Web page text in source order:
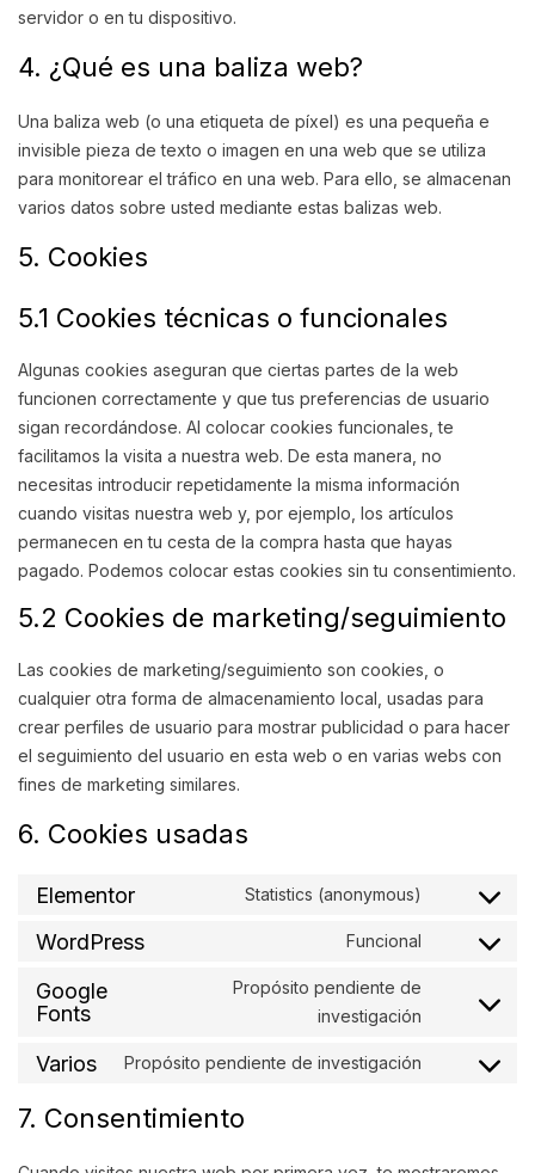
servidor o en tu dispositivo.
4. ¿Qué es una baliza web?
Una baliza web (o una etiqueta de píxel) es una pequeña e
invisible pieza de texto o imagen en una web que se utiliza
para monitorear el tráfico en una web. Para ello, se almacenan
varios datos sobre usted mediante estas balizas web.
5. Cookies
5.1 Cookies técnicas o funcionales
Algunas cookies aseguran que ciertas partes de la web
funcionen correctamente y que tus preferencias de usuario
sigan recordándose. Al colocar cookies funcionales, te
facilitamos la visita a nuestra web. De esta manera, no
necesitas introducir repetidamente la misma información
cuando visitas nuestra web y, por ejemplo, los artículos
permanecen en tu cesta de la compra hasta que hayas
pagado. Podemos colocar estas cookies sin tu consentimiento.
5.2 Cookies de marketing/seguimiento
Las cookies de marketing/seguimiento son cookies, o
cualquier otra forma de almacenamiento local, usadas para
crear perfiles de usuario para mostrar publicidad o para hacer
el seguimiento del usuario en esta web o en varias webs con
fines de marketing similares.
6. Cookies usadas
Elementor Statistics (anonymous)
WordPress Funcional
Google
Fonts
Propósito pendiente de
investigación
Varios Propósito pendiente de investigación
7. Consentimiento